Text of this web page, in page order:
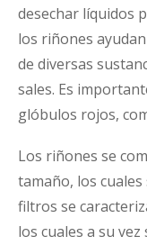
desechar líquidos
los riñones
de diversas
sales. Es
glóbulos rojos,
Los riñones se
tamaño, los
filtros se
los cuales a su